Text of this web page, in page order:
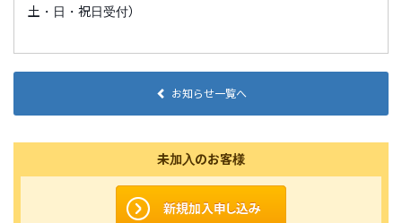
土・日・祝日受付）
お知らせ一覧へ
未加入のお客様